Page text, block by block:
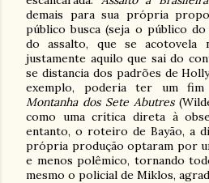
demais para sua própria
público busca (seja o público
do assalto, que se
justamente aquilo que sai do
se distancia dos padrões de
exemplo, poderia ter um
Montanha dos Sete Abutres
como uma crítica direta à
entanto, o roteiro de Bayão, a
própria produção optaram por
e menos polêmico, tornando
mesmo o policial de Miklos,